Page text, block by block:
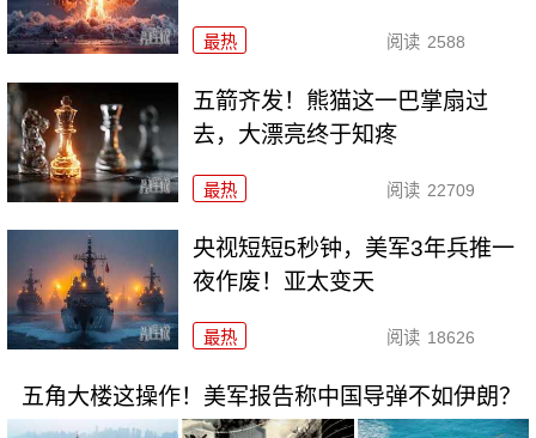
最热 阅读 2588
五箭齐发！熊猫这一巴掌扇过
去，大漂亮终于知疼
最热 阅读 22709
央视短短5秒钟，美军3年兵推一
夜作废！亚太变天
最热 阅读 18626
五角大楼这操作！美军报告称中国导弹不如伊朗？